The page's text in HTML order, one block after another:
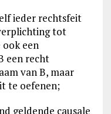
ieder rechtsfeit
tot
een
een recht
van B, maar
te oefenen;
geldende causale